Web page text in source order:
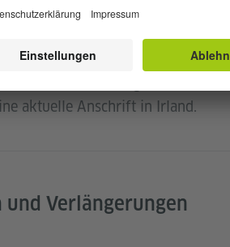
kostenlos und offen für alle.
vorbei und registrieren Sie
aktuelle Anschrift in Irland.
Verlängerungen